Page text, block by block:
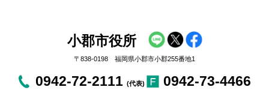
小郡市役所
〒838-0198 福岡県小郡市小郡255番地1
0942-72-2111 (代表) 0942-73-4466